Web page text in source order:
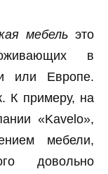
мебель это
в
или Европе.
К примеру, на
«Kavelo»,
мебели,
довольно